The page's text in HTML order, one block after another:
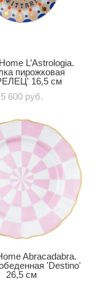
L’Astrologia.
пирожковая
16,5 см
5 600 pуб.
Abracadabra.
'Destino'
26,5 см